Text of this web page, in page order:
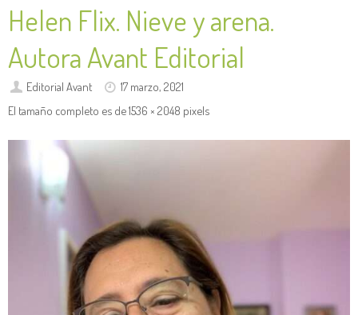
Helen Flix. Nieve y arena.
Autora Avant Editorial
Editorial Avant
17 marzo, 2021
El tamaño completo es de1536 × 2048 pixels